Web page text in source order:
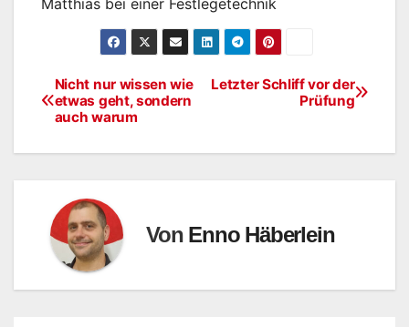
Matthias bei einer Festlegetechnik
BeitragsnavigationLetzter Schliff vor der
Prüfung
Nicht nur wissen wie
etwas geht, sondern
auch warum
Von Enno Häberlein